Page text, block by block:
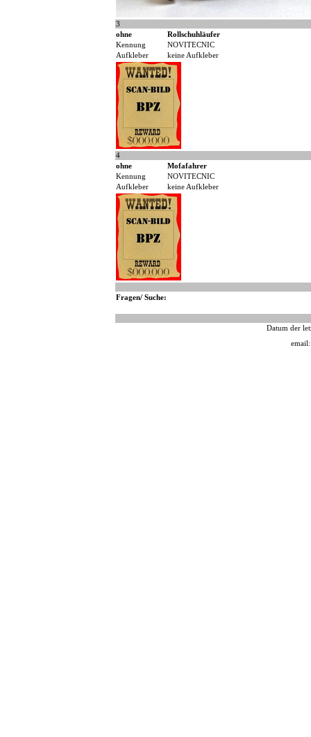
3
ohne
Rollschuhläufer
Kennung
NOVITECNIC
Aufkleber
keine Aufkleber
4
ohne
Mofafahrer
Kennung
NOVITECNIC
Aufkleber
keine Aufkleber
Fragen/ Suche:
Datum der